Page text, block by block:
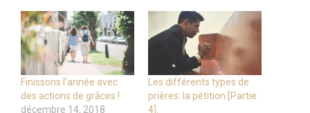
Finissons l’année avec
des actions de grâces !
décembre 14, 2018
Les différents types de
prières: la pétition [Partie
4].